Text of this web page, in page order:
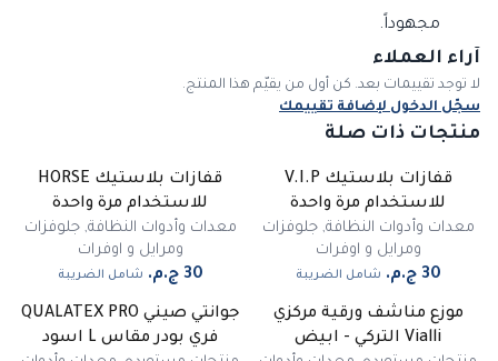
مجهوداً.
آراء العملاء
لا توجد تقييمات بعد. كن أول من يقيّم هذا المنتج.
سجّل الدخول لإضافة تقييمك
منتجات ذات صلة
قفازات بلاستيك V.I.P
للاستخدام مرة واحدة
معدات وأدوات النظافة,جلوفزات
ومرايل و اوفرات
شامل الضريبة
قفازات بلاستيك HORSE
للاستخدام مرة واحدة
معدات وأدوات النظافة,جلوفزات
ومرايل و اوفرات
شامل الضريبة
موزع مناشف ورقية مركزي
Vialli التركي - ابيض
جوانتي صيني QUALATEX PRO
فري بودر مقاس L اسود